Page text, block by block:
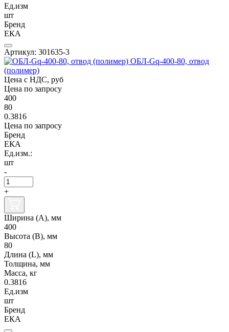
Ед.изм
шт
Бренд
ЕКА
Артикул: 301635-3
ОБЛ-Gq-400-80, отвод
(полимер)
Цена с НДС, руб
Цена по запросу
400
80
0.3816
Цена по запросу
Бренд
ЕКА
Ед.изм.:
шт
-
+
Ширина (А), мм
400
Высота (В), мм
80
Длина (L), мм
Толщина, мм
Масса, кг
0.3816
Ед.изм
шт
Бренд
ЕКА